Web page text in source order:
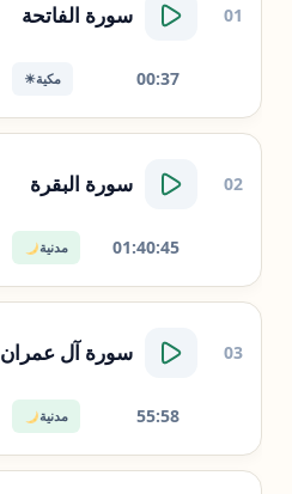
01 سورة الفاتحة
مكية☀ 00:37
02 سورة البقرة
مدنية 01:40:45
03 سورة آل عمران
مدنية 55:58